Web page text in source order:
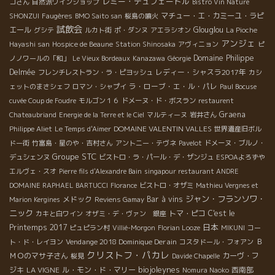
SHONZUI Faugères BMO Saito san 桜島の噴火 マチュー・エ・カミーユ・ラピ
エール グシテ 試飲会 ルカト街 ポ・ダンヌ アエラシオン Glouglou La Pioche
Hayashi san Hospice de Beaune Station Shinosaka アヴィニョン アンジェ ピ
ノノワールの「和」
Le Vieux Bordeaux Kanazawa Géorgie Domaine Philippe
Delmée フレンチレストラン・ラ・ピヨッシュ レディー・シャスラ2017年 カシ
ェットのまさシェフ ロマン・シャプイ ラ・ローブ・エ・ル・パレ Paul Bocuse
cuvée Coup de Foudre モルゴン１６ ドメーヌ・ド・ボスラン restaurent
Chateaubriand Energie de la Terre et le Ciel マルティーヌ 岩井さん Graena
Philippe Aliet Le Temps d'Aimer DOMAINE VALENTIN VALLES 世界遺産旧ボル
ドー街 竹富島・星のや・吉村さん アントニー・テヴネ Pavelot ドメーヌ・ブルノ・
デュシェンヌ Groupe STC ビストロ・ラ・パール・デ・ザンジュ ESPOAよろずや
エルヴェ・スオ Pierre fils d'Alexandre Bain singapour restaurant ANDRE
DOMAINE RAPHAEL BARTUCCI Florance ビストロ・オザミ Mathieu Vergnes et
Marion Kergines メドック Reviens Gamay Bar à vins ジャン・フランソワ・
ニック カキと白ワイン オザミ・デ・ヴァン 銀座 トマ・ピコ C'est le
Printemps 2017 ピュピラン村 Villié-Morgon Florian Looze 日本 MIKUNI コー
ト・ド・レイヨン Vendange 2018 Dominique Derain コスタドール・フォアン Ｂ
ＭＯのマサ子さん 桜見 クリストフ・パカレ Davide Chapelle カーヴ・フ
ジキ LA VIGNE ル・モン・ド・マリー biojoleynes Nomura Naoko 西南部